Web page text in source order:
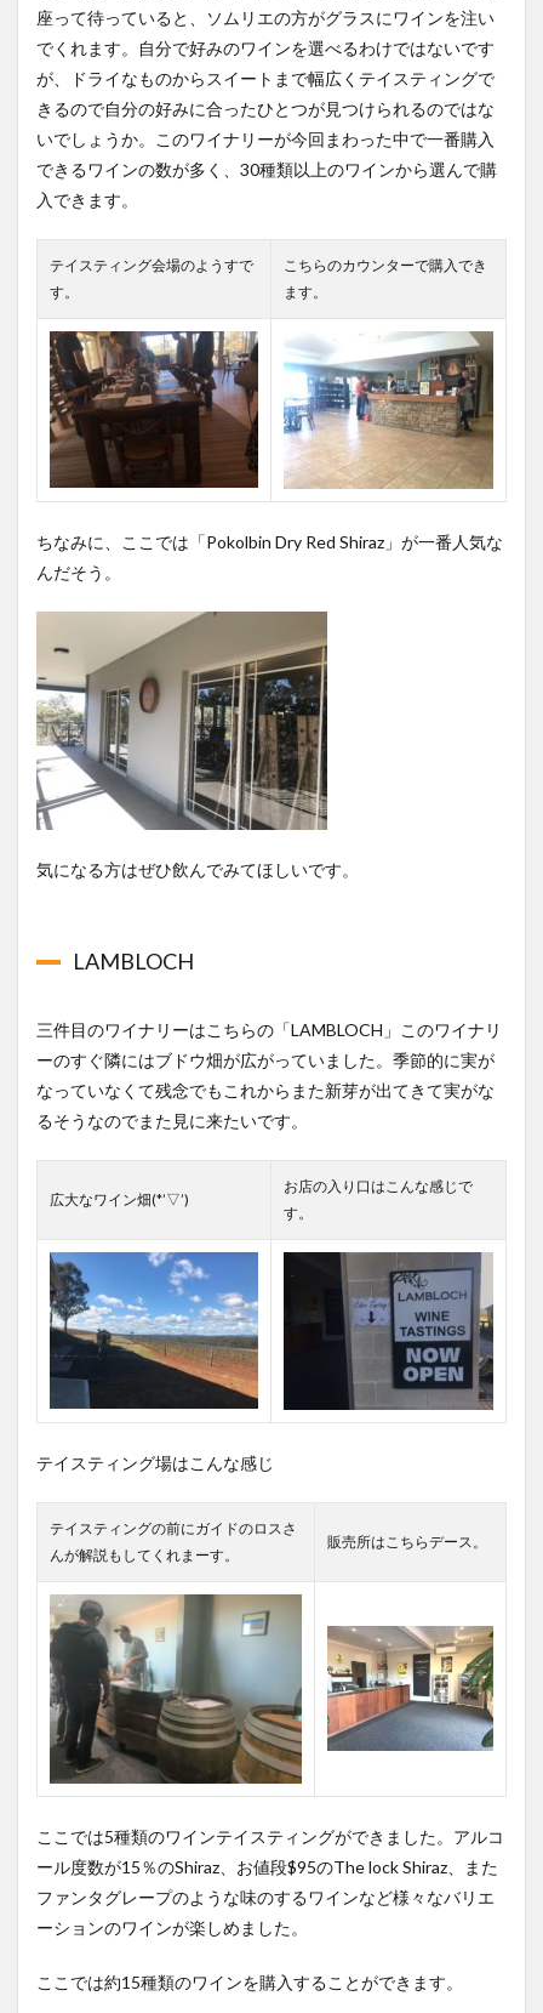
座って待っていると、ソムリエの方がグラスにワインを注い
でくれます。
自分で好みのワインを選べるわけではないです
が、ドライなものからスイートまで幅広くテイスティングで
きるので自分の好みに合ったひとつが見つけられるのではな
いでしょうか。
このワイナリーが今回まわった中で一番購入
できるワインの数が多く、 30種類以上のワインから選んで購
入できます。
テイスティング会場のようすで
す。
こちらのカウンターで購入でき
ます。
ちなみに、ここでは「Pokolbin Dry Red Shiraz」が一番人気な
んだそう。
気になる方はぜひ飲んでみてほしいです。
LAMBLOCH
三件目のワイナリーはこちらの「LAMBLOCH」 このワイナリ
ーのすぐ隣にはブドウ畑が広がっていました。 季節的に実が
なっていなくて残念でもこれからまた新芽が出てきて実がな
るそうなのでまた見に来たいです。
広大なワイン畑(*’▽’)
お店の入り口はこんな感じで
す。
テイスティング場はこんな感じ
テイスティングの前にガイドのロスさ
んが解説もしてくれまーす。
販売所はこちらデース。
ここでは5種類のワインテイスティングができました。 アルコ
ール度数が15％のShiraz、お値段$95のThe lock Shiraz、また
ファンタグレープのような味のするワインなど様々なバリエ
ーションのワインが楽しめました。
ここでは約15種類のワインを購入することができます。